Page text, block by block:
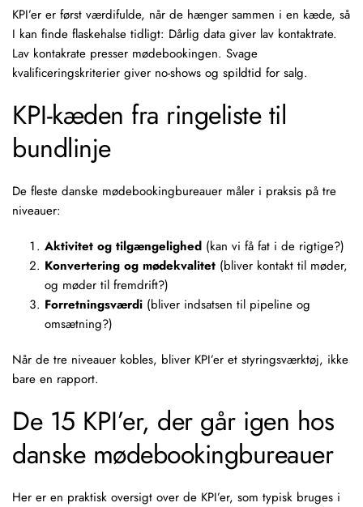
KPI’er er først værdifulde, når de hænger sammen i en kæde, så
I kan finde flaskehalse tidligt: Dårlig data giver lav kontaktrate.
Lav kontakrate presser mødebookingen. Svage
kvalificeringskriterier giver no-shows og spildtid for salg.
KPI-kæden fra ringeliste til
bundlinje
De fleste danske mødebookingbureauer måler i praksis på tre
niveauer:
Aktivitet og tilgængelighed (kan vi få fat i de rigtige?)
Konvertering og mødekvalitet (bliver kontakt til møder,
og møder til fremdrift?)
Forretningsværdi (bliver indsatsen til pipeline og
omsætning?)
Når de tre niveauer kobles, bliver KPI’er et styringsværktøj, ikke
bare en rapport.
De 15 KPI’er, der går igen hos
danske mødebookingbureauer
Her er en praktisk oversigt over de KPI’er, som typisk bruges i